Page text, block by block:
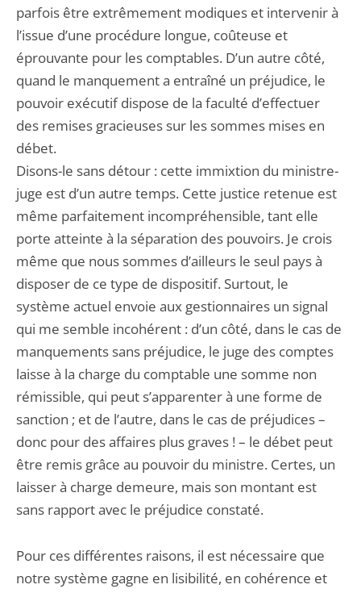
parfois être extrêmement modiques et intervenir à
l’issue d’une procédure longue, coûteuse et
éprouvante pour les comptables. D’un autre côté,
quand le manquement a entraîné un préjudice, le
pouvoir exécutif dispose de la faculté d’effectuer
des remises gracieuses sur les sommes mises en
débet.
Disons-le sans détour : cette immixtion du ministre-
juge est d’un autre temps. Cette justice retenue est
même parfaitement incompréhensible, tant elle
porte atteinte à la séparation des pouvoirs. Je crois
même que nous sommes d’ailleurs le seul pays à
disposer de ce type de dispositif. Surtout, le
système actuel envoie aux gestionnaires un signal
qui me semble incohérent : d’un côté, dans le cas de
manquements sans préjudice, le juge des comptes
laisse à la charge du comptable une somme non
rémissible, qui peut s’apparenter à une forme de
sanction ; et de l’autre, dans le cas de préjudices –
donc pour des affaires plus graves ! – le débet peut
être remis grâce au pouvoir du ministre. Certes, un
laisser à charge demeure, mais son montant est
sans rapport avec le préjudice constaté.
Pour ces différentes raisons, il est nécessaire que
notre système gagne en lisibilité, en cohérence et